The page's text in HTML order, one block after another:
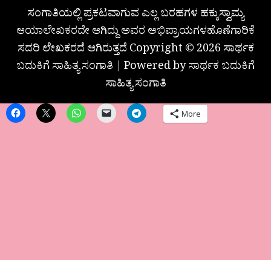
ಸಂಗಾತಿಯಲ್ಲಿ ಪ್ರಕಟವಾಗುವ ಎಲ್ಲ ಬರಹಗಳ ಹಕ್ಕುಸ್ವಾಮ್ಯ
ಆಯಾಲೇಖಕರದೇ ಆಗಿದ್ದು ಅವರ ಅಭಿಪ್ರಾಯಗಳಹೊಣೆಗಾರಿಕೆ
ಸದರಿ ಲೇಖಕರದೆ ಆಗಿರುತ್ತದೆ Copyright © 2026 ಸಾರ್ಥಕ
ಬದುಕಿಗೆ ಸಾಹಿತ್ಯ ಸಂಗಾತಿ | Powered by ಸಾರ್ಥಕ ಬದುಕಿಗೆ
ಸಾಹಿತ್ಯ ಸಂಗಾತಿ
More